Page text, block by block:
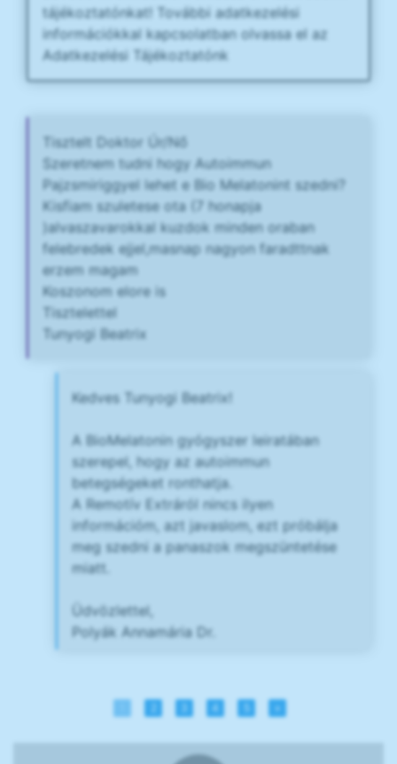
tájékoztatónkat! További adatkezelési
információkkal kapcsolatban olvassa el az
Adatkezelési Tájékoztatónk
Tisztelt Doktor Úr/Nő
Szeretnem tudni hogy Autoimmun
Pajzsmiriggyel lehet e Bio Melatonint szedni?
Kisfiam szuletese ota (7 honapja
)alvaszavarokkal kuzdok minden oraban
felebredek ejjel,masnap nagyon faradttnak
erzem magam
Koszonom elore is
Tisztelettel
Tunyogi Beatrix
Kedves Tunyogi Beatrix!
A BioMelatonin gyógyszer leiratában
szerepel, hogy az autoimmun
betegségeket ronthatja.
A Remotív Extráról nincs ilyen
információm, azt javaslom, ezt próbálja
meg szedni a panaszok megszüntetése
miatt.
Üdvözlettel,
Polyák Annamária Dr.
4 »